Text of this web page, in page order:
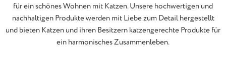
für ein schönes Wohnen mit Katzen. Unsere hochwertigen und
nachhaltigen Produkte werden mit Liebe zum Detail hergestellt
und bieten Katzen und ihren Besitzern katzengerechte Produkte für
ein harmonisches Zusammenleben.